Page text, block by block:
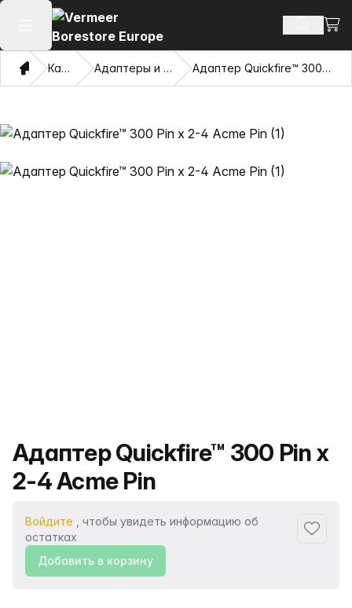
Открыть главное меню Поиск
Дом Каталог Адаптеры и Pulling Eyes Адаптер Quickfire™ 300 Pin x 2-4 Acme Pin
Название продукта
Адаптер Quickfire™ 300 Pin x
2-4 Acme Pin
Войдите , чтобы увидеть информацию об
остатках
Добавить в корзину